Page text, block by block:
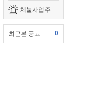
체불사업주
최근본 공고 0